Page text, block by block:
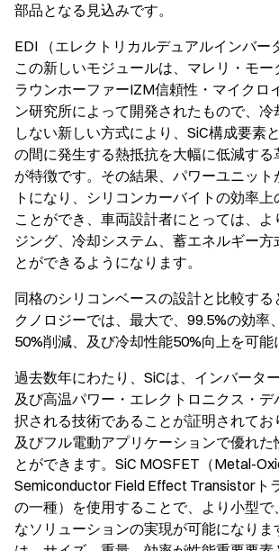
部品となる見込みです。
EDI （エレクトリカルデュアルインバー
この新しいモジュールは、マレリ・モー
ラウンホーファーIZM信頼性・マイクロ
ン研究所によって開発されたもので、
しない新しい方式により、SiC構成要素
の間に発生する熱抵抗を大幅に低減す
が特徴です。その結果、パワーユニット
トになり、シリコンカーバイトの効率
ことができ、車両設計者にとっては、
ジング、冷却システム、蓄エネルギー方
とができるようになります。
同格のシリコンベースの設計と比較する
クノロジーでは、最大で、99.5%の効率
50%削減、及び冷却性能50%向上を可能
過去数年にわたり、SiCは、インバータ
及び高温パワー・エレクトロニクス・デ
択される技術であることが証明されてお
及びフル電動アプリケーションで優れた
とができます。SiC MOSFET（Metal-
Semiconductor Field Effect Transistorト
の一種）を使用することで、より小型で
なソリューションの実現が可能になり